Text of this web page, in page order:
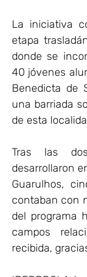
La iniciativa
etapa
donde se
40 jóvenes
Benedicta de
una barriada
de esta
Tras las
desarrollaron
Guarulhos,
contaban con
del programa
campos
recibida,